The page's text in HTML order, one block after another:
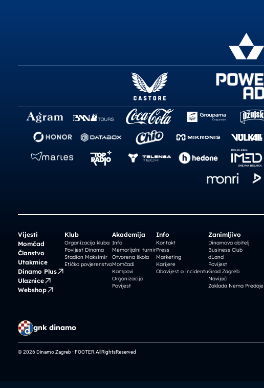
Vijesti
Momčad
Članstvo
Utakmice
Dinamo Plus
Ulaznice
Webshop
Klub
Organizacija kluba
Povijest Dinama
Stadion Maksimir
Etičko povjerenstvo
Akademija
Info
Memorijalni turnir
Otvorena škola
Momčadi
Kampovi
Organizacija
Povijest
Info
Kontakt
Press
Marketing
Karijere
Obavijest o incidentu
Zanimljivo
Dinamova obitelj
Business Club
dLand
Povijest
Grad Zagreb
Navijači
Zaklada Nema Predaje
gnk dinamo
© 2026 Dinamo Zagreb - FOOTER.AllRightsReserved